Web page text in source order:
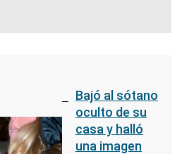
Bajó al sótano
oculto de su
casa y halló
una imagen